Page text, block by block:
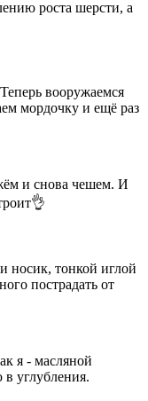
роста шерсти, а
вооружаемся
мордочку и ещё раз
и снова чешем. И
носик, тонкой иглой
пострадать от
я - масляной
в углубления.